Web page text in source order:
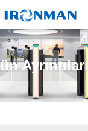
Ayrıntıları